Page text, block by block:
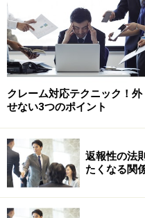
いるくらい、仕事に熱中
売れてる営業マンの行動
手の頭を開けて見ること
との差が、考えている時
ていない人も多いようです
しかし 、オフタイムも仕
ことではありません。思
む時間も必要です。でも
イデアが浮かんできて、
クレーム対応テクニック！外
せない3つのポイント
返報性の法
たくなる関